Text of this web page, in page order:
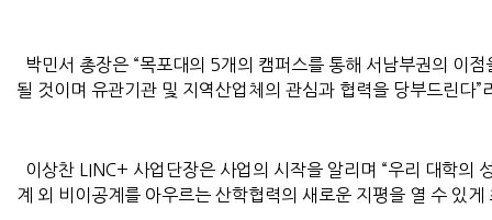
박민서 총장은 “목포대의 5개의 캠퍼스를 통해 서남부권의 이
될 것이며 유관기관 및 지역산업체의 관심과 협력을 당부드린다”
이상찬 LINC+ 사업단장은 사업의 시작을 알리며 “우리 대학의
계 외 비이공계를 아우르는 산학협력의 새로운 지평을 열 수 있